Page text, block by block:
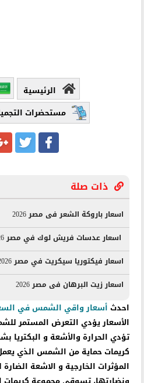
الرئيسية
مستحضرات
ذات صلة
اسعار عدسات فريش لوك في مصر 2026
اسعار فيكتوريا سيكريت في مصر 2026
احدثأسعار واقي الشمس في
الأسعار يؤدي التعرض المستمر
تؤدي الحرارة والأشعة و البكتريا
كريمات حماية من الشمس الذي
المؤثرات الخارجية و الاشعة